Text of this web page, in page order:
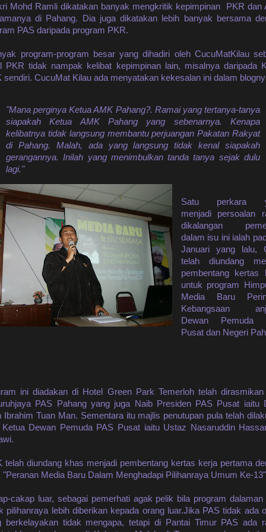
Mohd Ramli dikatakan banyak mengkritik kepimpinan PKR dan
di Pahang. Dia juga dikatakan lebih banyak bersama
PAS daripada program PKR.
program-program besar yang dihadiri oleh CucuMatKilau
PKR tidak nampak kelibat kepimpinan lain, misalnya daripada
sendiri. CucuMat Kilau ada menyatakan kekesalan ini dalam
"Mana perginya Ketua AMK Pahang?. Ramai yang tertanya-tanya
siapakah Ketua AMK Pahang yang sebenarnya. Kenapa
kelibatnya tidak langsung membantu perjuangan Pakatan Rakyat
di Pahang. Malah, ada yang langsung tidak kenal siapakah
gerangannya. Inilah yang menimbulkan tanda tanya sejak dulu
lagi."
Satu perkara
menjadi persoalan
dikalangan
dalam isu ini ialah
Januari yang lalu,
telah diundang
pembentang kertas
untuk program
Media Baru
Kebangsaan
Dewan Pemuda
Pusat dan Negeri
ini diadakan di Hotel Green Park Temerloh telah dirasmikan
PAS Pahang yang juga Naib Presiden PAS Pusat iaitu
Ibrahim Tuan Man. Sementara itu majlis penutupan pula telah
Ketua Dewan Pemuda PAS Pusat iaitu Ustaz Nasaruddin
telah diundang khas menjadi pembentang kertas kerja pertama
"Peranan Media Baru Dalam Menghadapi Pilihanraya Umum Ke-
cakap luar, sebagai pemerhati agak pelik bila program dalaman
pilihanraya lebih diberikan kepada orang luar.Jika PAS tidak ada
berkelayakan tidak mengapa, tetapi di Pantai Timur PAS ada